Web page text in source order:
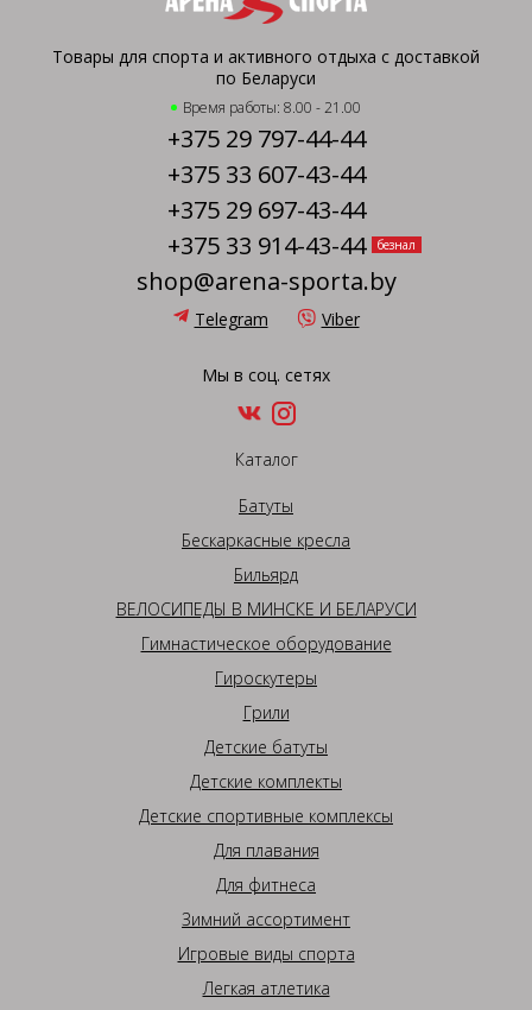
Товары для спорта и активного отдыха с доставкой
по Беларуси
Время работы: 8.00 - 21.00
+375 29 797-44-44
+375 33 607-43-44
+375 29 697-43-44
+375 33 914-43-44
безнал
shop@arena-sporta.by
Telegram Viber
Мы в соц. сетях
Каталог
Батуты
Бескаркасные кресла
Бильярд
ВЕЛОСИПЕДЫ В МИНСКЕ И БЕЛАРУСИ
Гимнастическое оборудование
Гироскутеры
Грили
Детские батуты
Детские комплекты
Детские спортивные комплексы
Для плавания
Для фитнеса
Зимний ассортимент
Игровые виды спорта
Легкая атлетика